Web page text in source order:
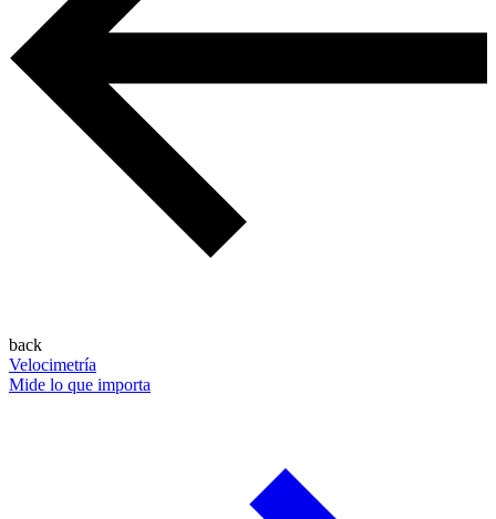
back
Velocimetría
Mide lo que importa